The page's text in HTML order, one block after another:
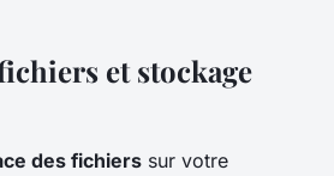
et stockage
des fichiers sur votre